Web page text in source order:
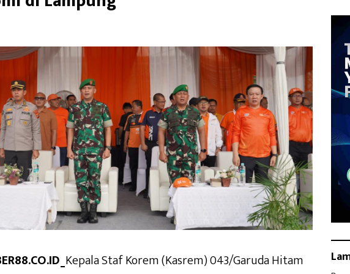
Kepala Staf Korem (Kasrem) 043/Garuda Hitam